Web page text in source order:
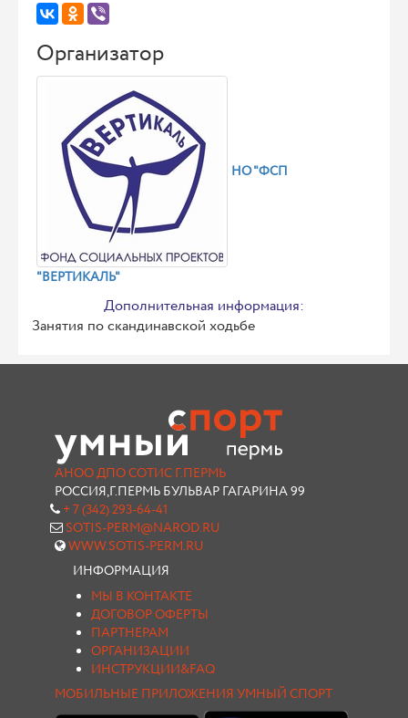
Организатор
НО "ФСП
"ВЕРТИКАЛЬ"
Дополнительная информация:
Занятия по скандинавской ходьбе
АНОО ДПО СОТИС Г.ПЕРМЬ
РОССИЯ,Г.ПЕРМЬ БУЛЬВАР ГАГАРИНА 99
+ 7 (342) 293-64-41
SOTIS-PERM@NAROD.RU
WWW.SOTIS-PERM.RU
ИНФОРМАЦИЯ
МЫ В КОНТАКТЕ
ДОГОВОР ОФЕРТЫ
ПАРТНЕРАМ
ОРГАНИЗАЦИИ
ИНСТРУКЦИИ&FAQ
МОБИЛЬНЫЕ ПРИЛОЖЕНИЯ УМНЫЙ СПОРТ